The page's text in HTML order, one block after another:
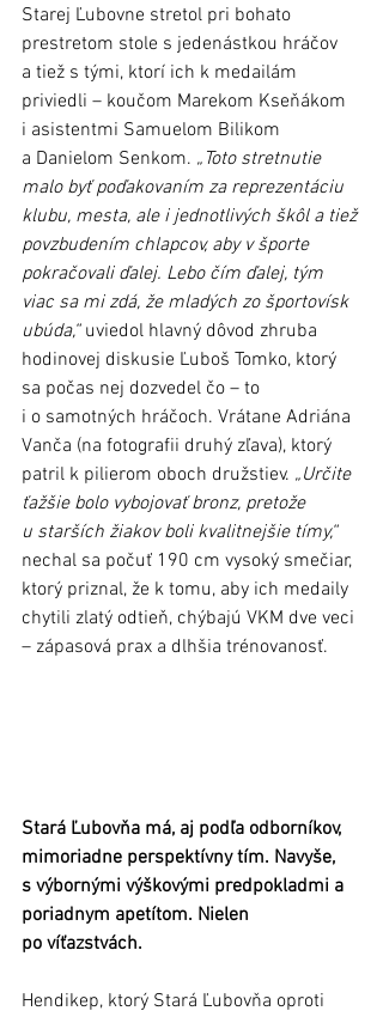
Starej Ľubovne stretol pri bohato
prestretom stole s jedenástkou hráčov
a tiež s tými, ktorí ich k medailám
priviedli – koučom Marekom Kseňákom
i asistentmi Samuelom Bilikom
a Danielom Senkom. „Toto stretnutie
malo byť poďakovaním za reprezentáciu
klubu, mesta, ale i jednotlivých škôl a tiež
povzbudením chlapcov, aby v športe
pokračovali ďalej. Lebo čím ďalej, tým
viac sa mi zdá, že mladých zo športovísk
ubúda,“ uviedol hlavný dôvod zhruba
hodinovej diskusie Ľuboš Tomko, ktorý
sa počas nej dozvedel čo – to
i o samotných hráčoch. Vrátane Adriána
Vanča (na fotografii druhý zľava), ktorý
patril k pilierom oboch družstiev. „Určite
ťažšie bolo vybojovať bronz, pretože
u starších žiakov boli kvalitnejšie tímy,“
nechal sa počuť 190 cm vysoký smečiar,
ktorý priznal, že k tomu, aby ich medaily
chytili zlatý odtieň, chýbajú VKM dve veci
– zápasová prax a dlhšia trénovanosť.
Stará Ľubovňa má, aj podľa odborníkov,
mimoriadne perspektívny tím. Navyše,
s výbornými výškovými predpokladmi a
poriadnym apetítom. Nielen
po víťazstvách.
Hendikep, ktorý Stará Ľubovňa oproti